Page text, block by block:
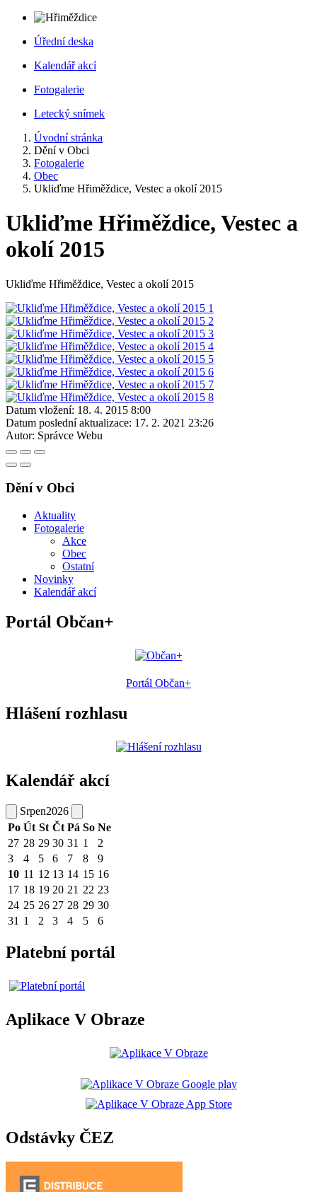
Úřední deska
Kalendář akcí
Fotogalerie
Letecký snímek
Úvodní stránka
Dění v Obci
Fotogalerie
Obec
Ukliďme Hřiměždice, Vestec a okolí 2015
Ukliďme Hřiměždice, Vestec a
okolí 2015
Ukliďme Hřiměždice, Vestec a okolí 2015
Datum vložení: 18. 4. 2015 8:00
Datum poslední aktualizace: 17. 2. 2021 23:26
Autor: Správce Webu
Dění v Obci
Aktuality
Fotogalerie
Akce
Obec
Ostatní
Novinky
Kalendář akcí
Portál Občan+
Portál Občan+
Hlášení rozhlasu
Kalendář akcí
Srpen2026
Po Út St Čt Pá So Ne
27 28 29 30 31 1
2
3
4 5 6 7 8
9
10 11 12 13 14 15 16
17 18 19 20 21 22 23
24 25 26 27 28 29 30
31 1 2 3 4 5 6
Platební portál
Aplikace V Obraze
Odstávky ČEZ